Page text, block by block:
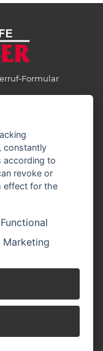
Formular
0
Uhr
constantly
according to
revoke or
effect for the
Functional
Marketing